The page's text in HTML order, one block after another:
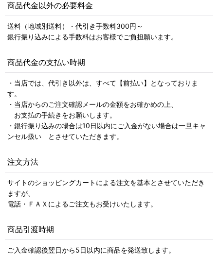
商品代金以外の必要料金
送料（地域別送料）・代引き手数料300円～
銀行振り込みによる手数料はお客様でご負担願います。
商品代金の支払い時期
・当店では、代引き以外は、すべて【前払い】となっておりま
す。
・当店からのご注文確認メールの金額をお確かめの上、
お支払の手続きをお願いします。
・銀行振り込みの場合は10日以内にご入金がない場合は一旦キャ
ンセル扱い とさせていただきます。
注文方法
サイトのショッピングカートによる注文を基本とさせていただき
ますが、
電話・ＦＡＸによるご注文もお受けいたします。
商品引渡時期
ご入金確認後翌日から5日以内に商品を発送致します。